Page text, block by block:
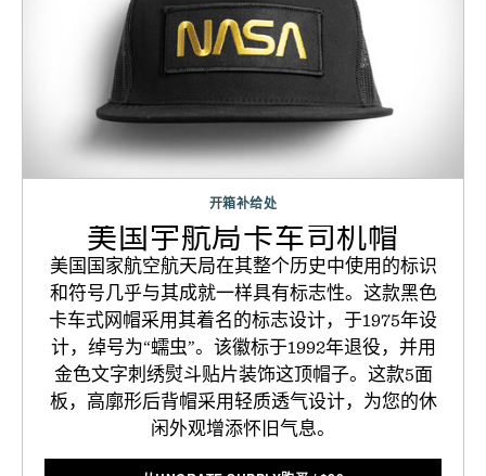
开箱补给处
美国宇航局卡车司机帽
美国国家航空航天局在其整个历史中使用的标识
和符号几乎与其成就一样具有标志性。这款黑色
卡车式网帽采用其着名的标志设计，于1975年设
计，绰号为“蠕虫”。该徽标于1992年退役，并用
金色文字刺绣熨斗贴片装饰这顶帽子。这款5面
板，高廓形后背帽采用轻质透气设计，为您的休
闲外观增添怀旧气息。